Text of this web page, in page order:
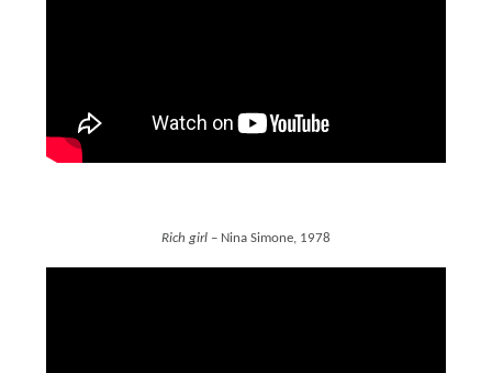
Rich girl – Nina Simone, 1978